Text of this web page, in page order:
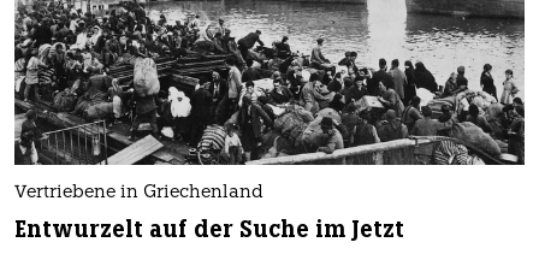
Vertriebene in Griechenland
Entwurzelt auf der Suche im Jetzt